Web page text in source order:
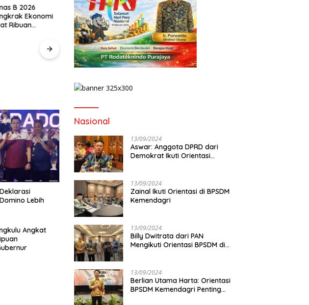
‎PBSI Bengkulu Gelar Hydroplus
17–22 Agustus, Atlet dari
Viral! Bika Cafe Dengan
Nuansa Diskotik Tuai Sorotan
Publik
Lebih
Angkat
Nasional
13/09/2024
Aswar: Anggota DPRD dari
Demokrat Ikuti Orientasi
13/09/2024
Zainal Ikuti Orientasi di BPSDM
Kemendagri
13/09/2024
Billy Dwitrata dari PAN
Mengikuti Orientasi BPSDM di
13/09/2024
Berlian Utama Harta: Orientasi
BPSDM Kemendagri Penting